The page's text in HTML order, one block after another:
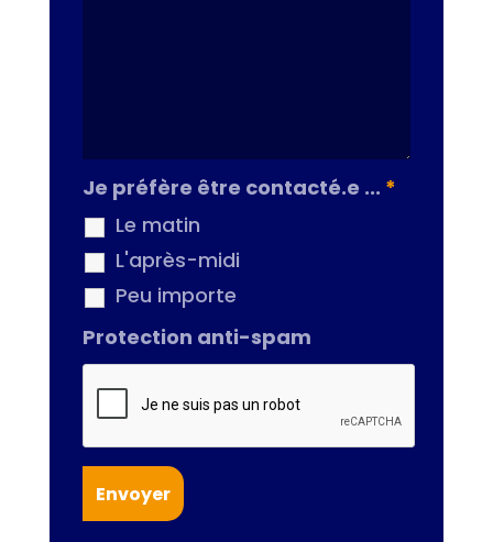
Je préfère être contacté.e ... *
Le matin
L'après-midi
Peu importe
Protection anti-spam